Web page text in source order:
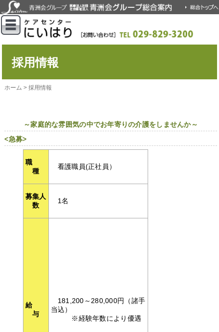
採用情報
ホーム >採用情報
～家庭的な雰囲気の中でお年寄りの介護をしませんか～
<急募>
職
種
看護職員(正社員）
募集人
数
1名
給
与
181,200～280,000円（諸手
当込）
※経験年数により優遇